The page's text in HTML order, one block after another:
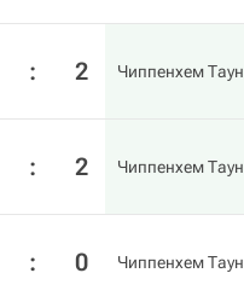
: 2 Чиппенхем Таун
: 2 Чиппенхем Таун
: 0 Чиппенхем Таун